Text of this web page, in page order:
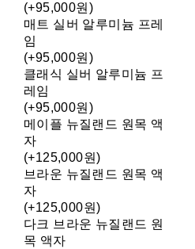
(+95,000원)
매트 실버 알루미늄 프레
임
(+95,000원)
클래식 실버 알루미늄 프
레임
(+95,000원)
메이플 뉴질랜드 원목 액
자
(+125,000원)
브라운 뉴질랜드 원목 액
자
(+125,000원)
다크 브라운 뉴질랜드 원
목 액자